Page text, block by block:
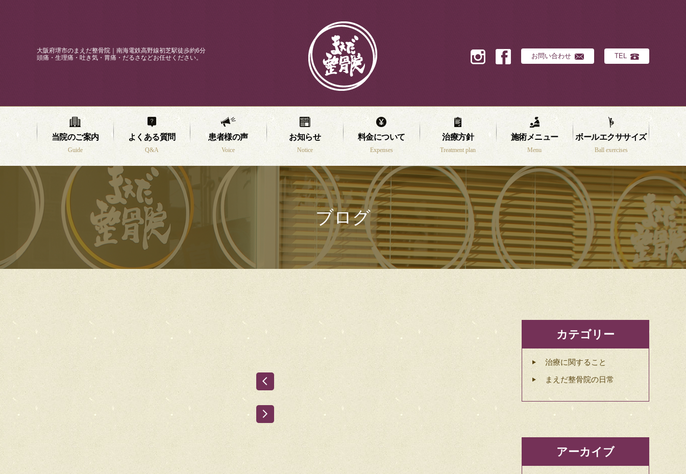
大阪府堺市のまえだ整骨院｜南海電鉄高野線初芝駅徒歩約6分
頭痛・生理痛・吐き気・胃痛・だるさなどお任せください。
お問い合わせ TEL
当院のご案内
Guide
よくある質問
Q&A
患者様の声
Voice
お知らせ
Notice
料金について
Expenses
治療方針
Treatment plan
施術メニュー
Menu
ボールエクササイズ
Ball exercises
ブログ
カテゴリー
治療に関すること
まえだ整骨院の日常
アーカイブ